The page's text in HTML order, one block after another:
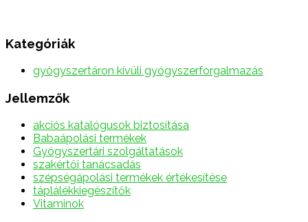
Kategóriák
gyógyszertáron kívüli gyógyszerforgalmazás
Jellemzők
akciós katalógusok biztosítása
Babaápolási termékek
Gyógyszertári szolgáltatások
szakértői tanácsadás
szépségápolási termékek értékesítése
táplálékkiegészítők
Vitaminok